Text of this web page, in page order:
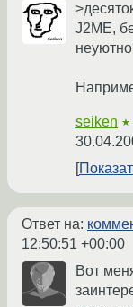
J2ME,
seiken
Ответ на:
12:50:51 +00:00
Вот